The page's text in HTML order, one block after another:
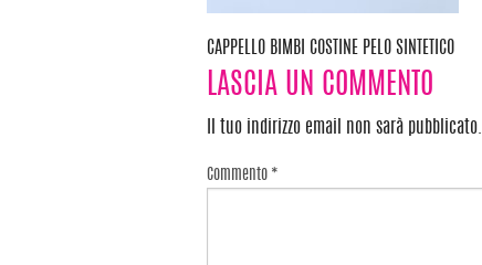
Navigazione
articoli
CAPPELLO BIMBI COSTINE PELO SINTETICO
LASCIA UN COMMENTO
Il tuo indirizzo email non sarà pubblicato.
Commento *